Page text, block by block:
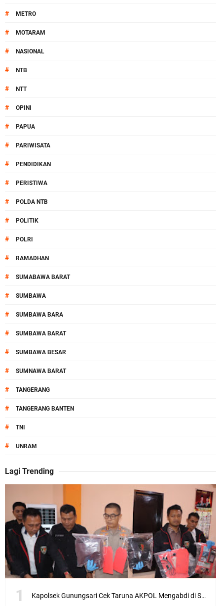
# METRO
# MOTARAM
# NASIONAL
# NTB
# NTT
# OPINI
# PAPUA
# PARIWISATA
# PENDIDIKAN
# PERISTIWA
# POLDA NTB
# POLITIK
# POLRI
# RAMADHAN
# SUMABAWA BARAT
# SUMBAWA
# SUMBAWA BARA
# SUMBAWA BARAT
# SUMBAWA BESAR
# SUMNAWA BARAT
# TANGERANG
# TANGERANG BANTEN
# TNI
# UNRAM
Lagi Trending
Kapolsek Gunungsari Cek Taruna AKPOL Mengabdi di SRD 4